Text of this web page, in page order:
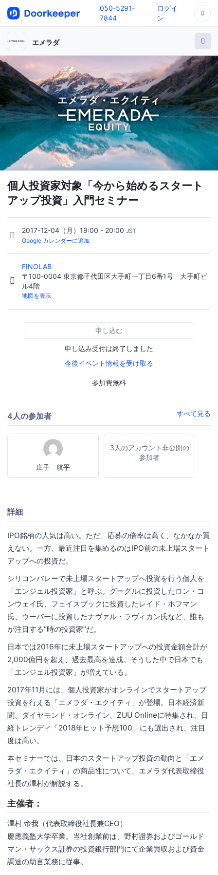
050-5291-
7844
ログイ
ン
エメラダ
個人投資家対象「今から始めるスタート
アップ投資」入門セミナー
2017-12-04（月）19:00 - 20:00 JST
Google カレンダーに追加
FINOLAB
〒100-0004 東京都千代田区大手町一丁目6番1号 大手町ビ
ル4階
地図を表示
申し込む
申し込み受付は終了しました
今後イベント情報を受け取る
参加費無料
4人の参加者 すべて見る
庄子 航平
3人のアカウント非公開の
参加者
詳細
IPO銘柄の人気は高い。ただ、応募の倍率は高く、なかなか買
えない。一方、最近注目を集めるのはIPO前の未上場スタート
アップへの投資だ。
シリコンバレーで未上場スタートアップへ投資を行う個人を
「エンジェル投資家」と呼ぶ。グーグルに投資したロン・コ
ンウェイ氏、フェイスブックに投資したレイド・ホフマン
氏、ウーバーに投資したナヴァル・ラヴィカン氏など、誰も
が注目する“時の投資家”だ。
日本では2016年に未上場スタートアップへの投資金額合計が
2,000億円を超え、過去最高を達成。そうした中で日本でも
「エンジェル投資家」が増えている。
2017年11月には、個人投資家がオンラインでスタートアップ
投資を行える「エメラダ・エクイティ」が登場。日本経済新
聞、ダイヤモンド・オンライン、ZUU Onlineに特集され、日
経トレンディ「2018年ヒット予想100」にも選出され、注目
度は高い。
本セミナーでは、日本のスタートアップ投資の動向と「エメ
ラダ・エクイティ」の商品性について、エメラダ代表取締役
社長の澤村が解説する。
主催者：
澤村 帝我（代表取締役社長兼CEO）
慶應義塾大学卒業。当社創業前は、野村證券およびゴールド
マン・サックス証券の投資銀行部門にて企業買収および資金
調達の助言業務に従事。